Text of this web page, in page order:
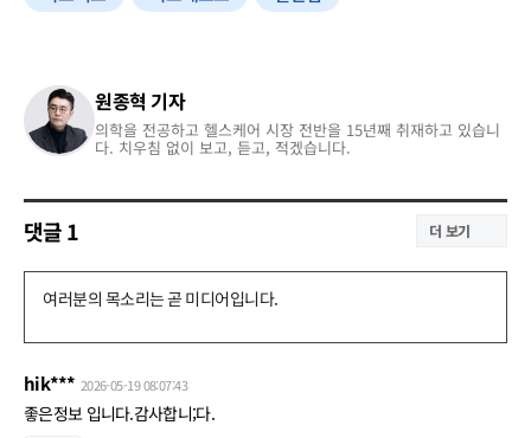
원종혁 기자
의학을 전공하고 헬스케어 시장 전반을 15년째 취재하고 있습니
다. 치우침 없이 보고, 듣고, 적겠습니다.
댓글1 더 보기
댓
쓰
기
hik*** 2026-05-19 08:07:43
좋은정보 입니다.감사합니;다.